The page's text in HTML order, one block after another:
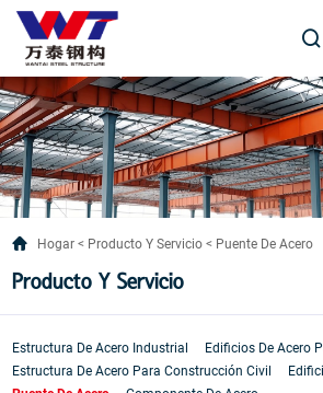
Select Language
Hogar Producto Y Servicio Puente De Acero
Producto Y Servicio
Estructura De Acero Industrial
Edificios De Acero
Estructura De Acero Para Construcción Civil